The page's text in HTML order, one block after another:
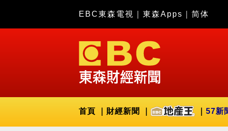
EBC東森電視 東森Apps 简体
首頁 財經新聞 57新